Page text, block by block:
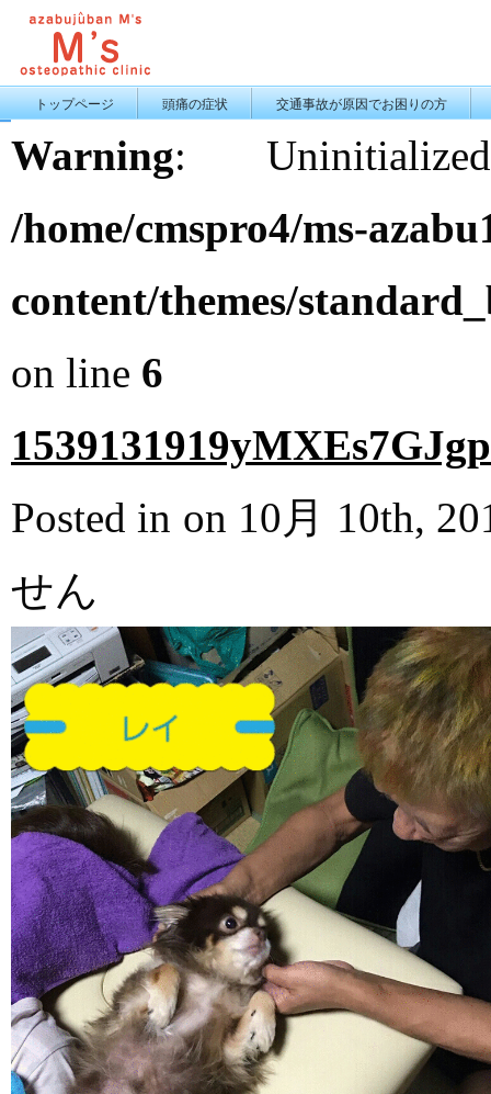
トップページ 頭痛の症状 交通事故が原因でお困りの方
Warning:
/home/cmspro4/ms-
content/themes/
on line 6
Posted in on 10月 10th,
せん